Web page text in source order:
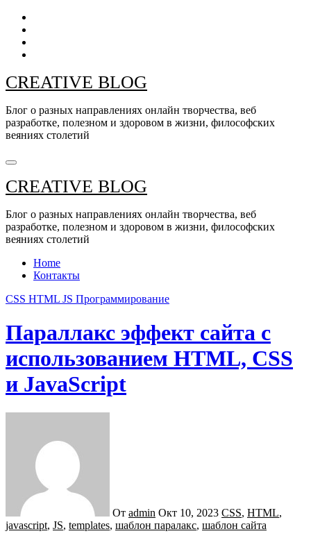
Перейти
содержанию
CREATIVE BLOG
Блог о разных направлениях онлайн творчества, веб
разработке, полезном и здоровом в жизни, философских
веяниях столетий
CREATIVE BLOG
Блог о разных направлениях онлайн творчества, веб
разработке, полезном и здоровом в жизни, философских
веяниях столетий
Home
Контакты
CSS HTML JS Программирование
Параллакс эффект сайта с
использованием HTML, CSS
и JavaScript
От admin Окт 10, 2023 CSS, HTML,
javascript, JS, templates, шаблон паралакс, шаблон сайта